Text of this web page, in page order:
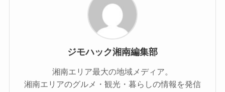
ジモハック湘南編集部
湘南エリア最大の地域メディア。
湘南エリアのグルメ・観光・暮らしの情報を発信